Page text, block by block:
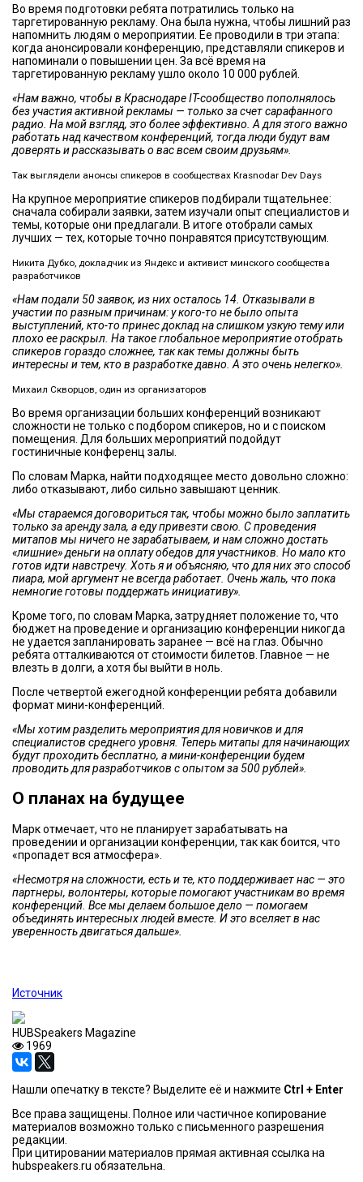
Во время подготовки ребята потратились только на
таргетированную рекламу. Она была нужна, чтобы лишний раз
напомнить людям о мероприятии. Ее проводили в три этапа:
когда анонсировали конференцию, представляли спикеров и
напоминали о повышении цен. За всё время на
таргетированную рекламу ушло около 10 000 рублей.
«Нам важно, чтобы в Краснодаре IT-сообщество пополнялось
без участия активной рекламы — только за счет сарафанного
радио. На мой взгляд, это более эффективно. А для этого важно
работать над качеством конференций, тогда люди будут вам
доверять и рассказывать о вас всем своим друзьям».
Так выглядели анонсы спикеров в сообществах Krasnodar Dev Days
На крупное мероприятие спикеров подбирали тщательнее:
сначала собирали заявки, затем изучали опыт специалистов и
темы, которые они предлагали. В итоге отобрали самых
лучших — тех, которые точно понравятся присутствующим.
Никита Дубко, докладчик из Яндекс и активист минского сообщества
разработчиков
«Нам подали 50 заявок, из них осталось 14. Отказывали в
участии по разным причинам: у кого-то не было опыта
выступлений, кто-то принес доклад на слишком узкую тему или
плохо ее раскрыл. На такое глобальное мероприятие отобрать
спикеров гораздо сложнее, так как темы должны быть
интересны и тем, кто в разработке давно. А это очень нелегко».
Михаил Скворцов, один из организаторов
Во время организации больших конференций возникают
сложности не только с подбором спикеров, но и с поиском
помещения. Для больших мероприятий подойдут
гостиничные конференц залы.
По словам Марка, найти подходящее место довольно сложно:
либо отказывают, либо сильно завышают ценник.
«Мы стараемся договориться так, чтобы можно было заплатить
только за аренду зала, а еду привезти свою. С проведения
митапов мы ничего не зарабатываем, и нам сложно достать
«лишние» деньги на оплату обедов для участников. Но мало кто
готов идти навстречу. Хоть я и объясняю, что для них это способ
пиара, мой аргумент не всегда работает. Очень жаль, что пока
немногие готовы поддержать инициативу».
Кроме того, по словам Марка, затрудняет положение то, что
бюджет на проведение и организацию конференции никогда
не удается запланировать заранее — всё на глаз. Обычно
ребята отталкиваются от стоимости билетов. Главное — не
влезть в долги, а хотя бы выйти в ноль.
После четвертой ежегодной конференции ребята добавили
формат мини-конференций.
«Мы хотим разделить мероприятия для новичков и для
специалистов среднего уровня. Теперь митапы для начинающих
будут проходить бесплатно, а мини-конференции будем
проводить для разработчиков с опытом за 500 рублей».
О планах на будущее
Марк отмечает, что не планирует зарабатывать на
проведении и организации конференции, так как боится, что
«пропадет вся атмосфера».
«Несмотря на сложности, есть и те, кто поддерживает нас — это
партнеры, волонтеры, которые помогают участникам во время
конференций. Все мы делаем большое дело — помогаем
объединять интересных людей вместе. И это вселяет в нас
уверенность двигаться дальше».
Источник
HUBSpeakers Magazine
1969
Нашли опечатку в тексте? Выделите её и нажмите Ctrl + Enter
Все права защищены. Полное или частичное копирование
материалов возможно только с письменного разрешения
редакции.
При цитировании материалов прямая активная ссылка на
hubspeakers.ru обязательна.